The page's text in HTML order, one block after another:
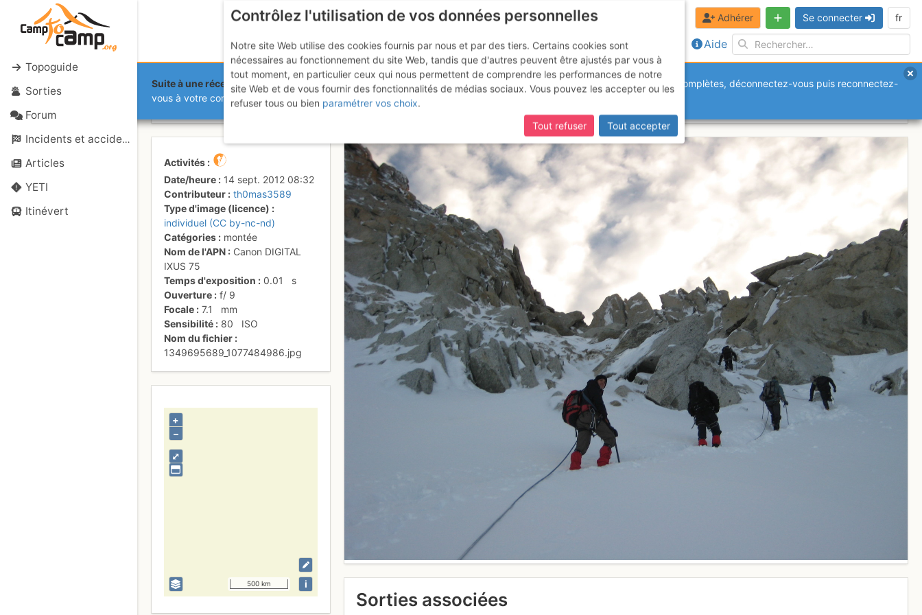
Topoguide
Sorties
Forum
Incidents et accidents
Articles
YETI
Itinévert
Aide
Adhérer Se connecter fr
Suite à une récente et importante mise à jour du site,si certaines pages ne sont plus accessibles, manquantes ou incomplètes, déconnectez-vous puis reconnectez-
vous à votre compte sur le site.
Col Supérieur du Tour 3289 m
Activités
Date/heure
14 sept. 2012 08:32
Contributeur
th0mas3589
Type d'image (licence)
individuel (CC by-nc-nd)
Catégories
montée
Nom de l'APN
Canon DIGITAL
IXUS 75
Temps d'exposition
0.01
s
Ouverture
f/9
Focale
7.1
mm
Sensibilité
80
ISO
Nom du fichier
1349695689_1077484986.jpg
⤢
+
–
500 km i
Sorties associées
Contrôlez l'utilisation de vos données personnelles
Notre site Web utilise des cookies fournis par nous et par des tiers. Certains cookies sont
nécessaires au fonctionnement du site Web, tandis que d'autres peuvent être ajustés par vous à
tout moment, en particulier ceux qui nous permettent de comprendre les performances de notre
site Web et de vous fournir des fonctionnalités de médias sociaux. Vous pouvez les accepter ou les
refuser tous ou bien paramétrer vos choix.
Tout refuser
Tout accepter